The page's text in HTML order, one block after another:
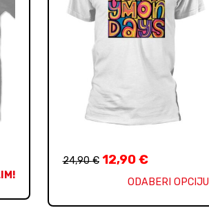
24,90€ 12,90€
ODABERI OPCIJU